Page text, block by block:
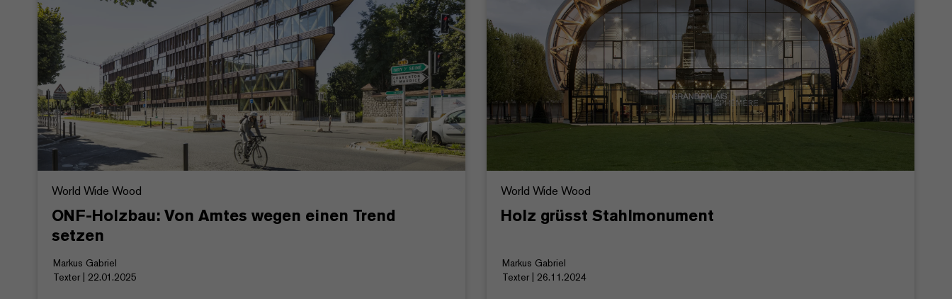
World Wide Wood
ONF-Holzbau: Von Amtes wegen einen Trend
setzen
Markus Gabriel
Texter | 22.01.2025
World Wide Wood
Holz grüsst Stahlmonument
Markus Gabriel
Texter | 26.11.2024